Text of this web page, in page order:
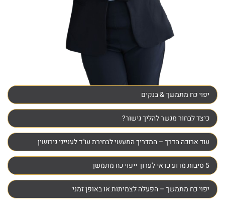
יפוי כח מתמשך & בנקים
כיצד לבחור מגשר להליך גישור?
עוד ארוכה הדרך – המדריך המעשי לבחירת עו"ד לענייני גירושין
5 סיבות מדוע כדאי לערוך ייפוי כח מתמשך
יפוי כח מתמשך – הפעלה לצמיתות או באופן זמני